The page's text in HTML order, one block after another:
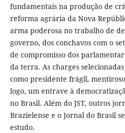
fundamentais na produção de
reforma agrária da Nova
arma poderosa no trabalho de
governo, dos conchavos com o
de compromisso dos
da terra. As charges
como presidente frágil,
logo, um entrave à
no Brasil. Além do JST, outros
Brazielense e o Jornal do Brasil
estudo.